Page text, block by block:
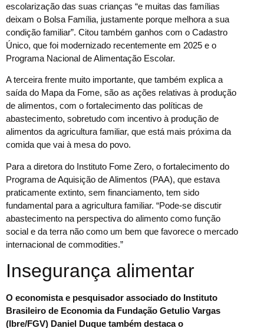
escolarização das suas crianças “e muitas das famílias
deixam o Bolsa Família, justamente porque melhora a sua
condição familiar”. Citou também ganhos com o Cadastro
Único, que foi modernizado recentemente em 2025 e o
Programa Nacional de Alimentação Escolar.
A terceira frente muito importante, que também explica a
saída do Mapa da Fome, são as ações relativas à produção
de alimentos, com o fortalecimento das políticas de
abastecimento, sobretudo com incentivo à produção de
alimentos da agricultura familiar, que está mais próxima da
comida que vai à mesa do povo.
Para a diretora do Instituto Fome Zero, o fortalecimento do
Programa de Aquisição de Alimentos (PAA), que estava
praticamente extinto, sem financiamento, tem sido
fundamental para a agricultura familiar. “Pode-se discutir
abastecimento na perspectiva do alimento como função
social e da terra não como um bem que favorece o mercado
internacional de commodities.”
Insegurança alimentar
O economista e pesquisador associado do Instituto
Brasileiro de Economia da Fundação Getulio Vargas
(Ibre/FGV) Daniel Duque também destaca o